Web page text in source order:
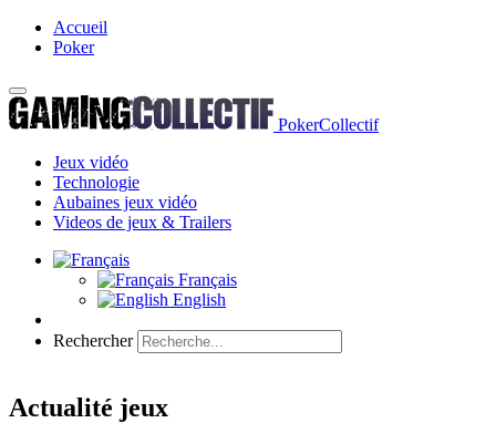
Accueil
Poker
PokerCollectif
Jeux vidéo
Technologie
Aubaines jeux vidéo
Videos de jeux & Trailers
Français
English
Rechercher
Actualité jeux